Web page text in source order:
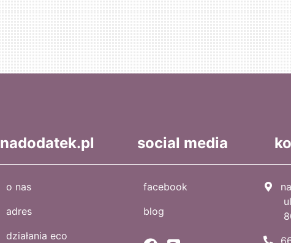
nadodatek.pl
o nas
adres
działania eco
social media
facebook
blog
ul.
80-